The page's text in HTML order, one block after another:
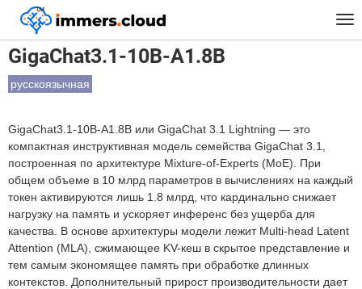
™
Главная Модели GigaChat3.1-10B-A1.8B
GigaChat3.1-10B-A1.8B
русскоязычная
GigaChat3.1-10B-A1.8B или GigaChat 3.1 Lightning — это
компактная инструктивная модель семейства GigaChat 3.1,
построенная по архитектуре Mixture-of-Experts (MoE). При
общем объеме в 10 млрд параметров в вычислениях на каждый
токен активируются лишь 1.8 млрд, что кардинально снижает
нагрузку на память и ускоряет инференс без ущерба для
качества. В основе архитектуры модели лежит Multi-head Latent
Attention (MLA), сжимающее KV-кеш в скрытое представление и
тем самым экономящее память при обработке длинных
контекстов. Дополнительный прирост производительности дает